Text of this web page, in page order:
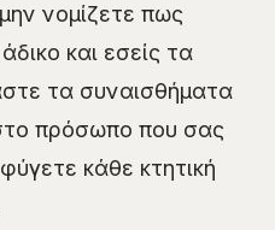
νομίζετε πως
και εσείς τα
τα συναισθήματα
στο πρόσωπο που σας
κάθε κτητική